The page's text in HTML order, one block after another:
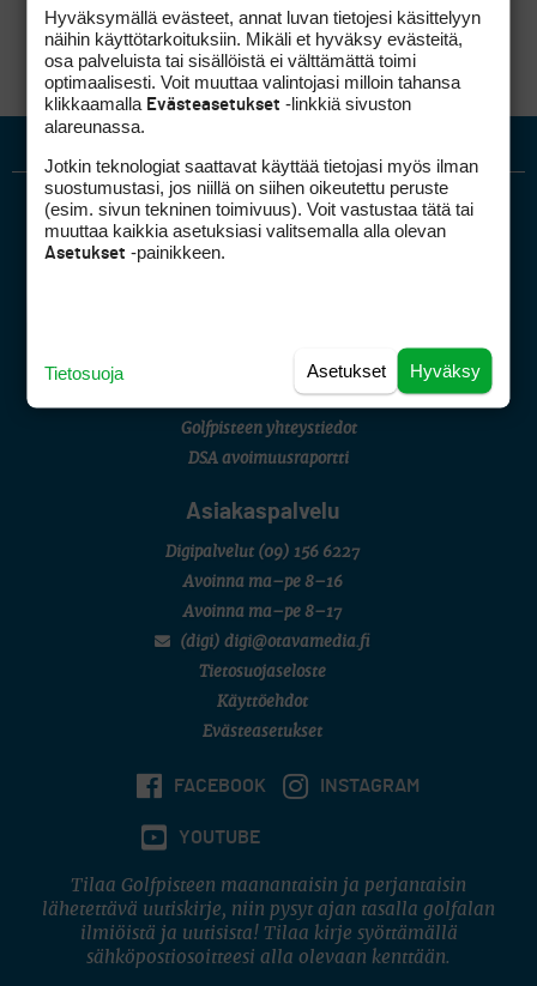
tarvittavan lisätiedon.
Mediahinnasto
Tietoa verkon kävijöistä
Golfpisteen yhteystiedot
DSA avoimuusraportti
Asiakaspalvelu
Digipalvelut (09) 156 6227
Avoinna ma–pe 8–16
Avoinna ma–pe 8–17
(digi) digi@otavamedia.fi
Tietosuojaseloste
Käyttöehdot
Evästeasetukset
FACEBOOK INSTAGRAM
YOUTUBE
Tilaa Golfpisteen maanantaisin ja perjantaisin
lähetettävä uutiskirje, niin pysyt ajan tasalla golfalan
ilmiöistä ja uutisista! Tilaa kirje syöttämällä
sähköpostiosoitteesi alla olevaan kenttään.
Hyväksymällä evästeet, annat luvan tietojesi käsittelyyn
näihin käyttötarkoituksiin. Mikäli et hyväksy evästeitä,
osa palveluista tai sisällöistä ei välttämättä toimi
optimaalisesti. Voit muuttaa valintojasi milloin tahansa
klikkaamalla Evästeasetukset -linkkiä sivuston
alareunassa.
Jotkin teknologiat saattavat käyttää tietojasi myös ilman
suostumustasi, jos niillä on siihen oikeutettu peruste
(esim. sivun tekninen toimivuus). Voit vastustaa tätä tai
muuttaa kaikkia asetuksiasi valitsemalla alla olevan
Asetukset -painikkeen.
Hyväksy
Asetukset
Tietosuoja